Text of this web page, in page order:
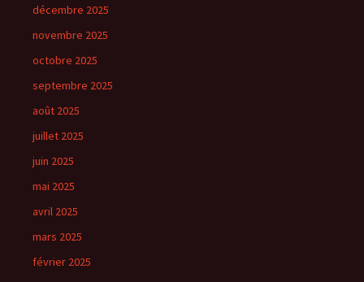
décembre 2025
novembre 2025
octobre 2025
septembre 2025
août 2025
juillet 2025
juin 2025
mai 2025
avril 2025
mars 2025
février 2025